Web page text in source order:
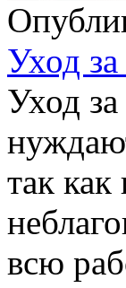
Уход
Уход
так
всю